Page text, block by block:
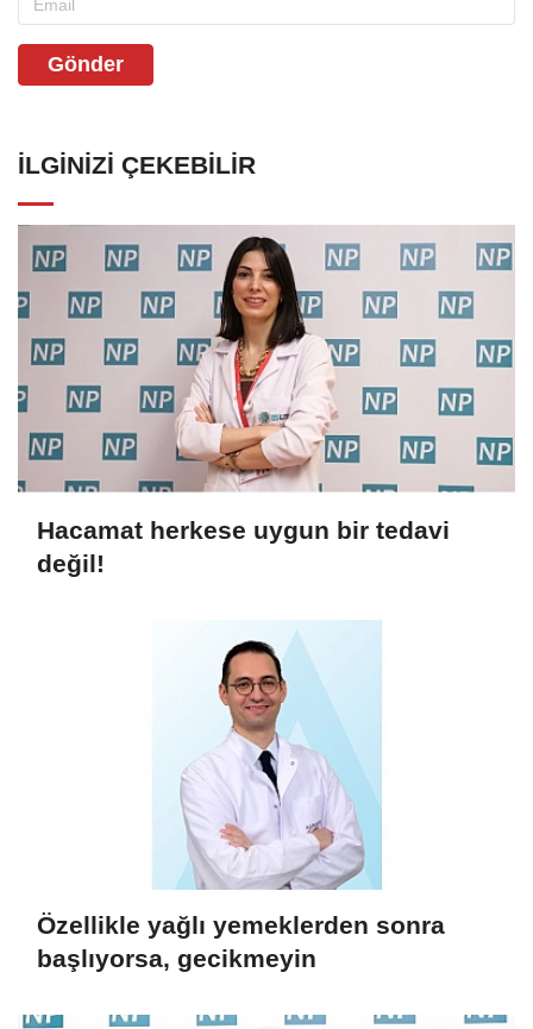
Gönder
İLGINIZI ÇEKEBILIR
Hacamat herkese uygun bir tedavi
değil!
Özellikle yağlı yemeklerden sonra
başlıyorsa, gecikmeyin